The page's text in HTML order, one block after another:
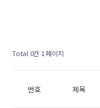
Total 0건 1 페이지
번호 제목